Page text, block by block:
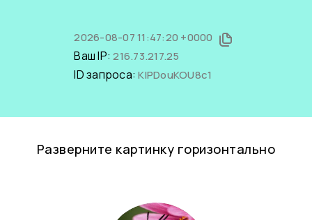
2026-08-07 11:47:20 +0000
Ваш IP:216.73.217.25
ID запроса:KlPDouKOU8c1
Разверните картинку горизонтально